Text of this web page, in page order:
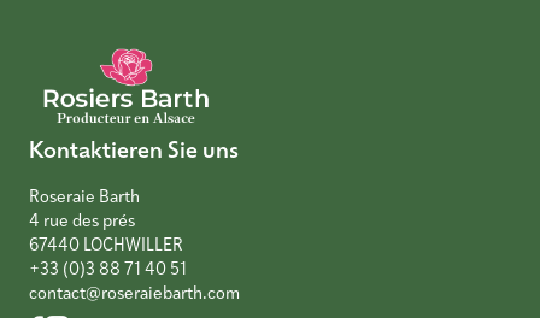
Kontaktieren Sie uns
Roseraie Barth
4 rue des prés
67440 LOCHWILLER
+33 (0)3 88 71 40 51
contact@roseraiebarth.com